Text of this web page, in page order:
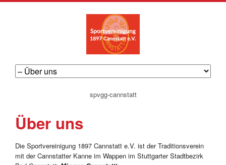
navigation
spvgg-cannstatt
Über uns
Die Sportvereinigung 1897 Cannstatt e.V. ist der Traditionsverein
mit der Cannstatter Kanne im Wappen im Stuttgarter Stadtbezirk